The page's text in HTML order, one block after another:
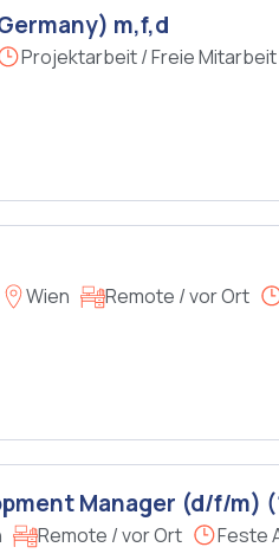
m,f,d
Projektarbeit / Freie Mitarbeit
Wien Remote / vor Ort
Manager (d/f/m)
Remote / vor Ort Feste